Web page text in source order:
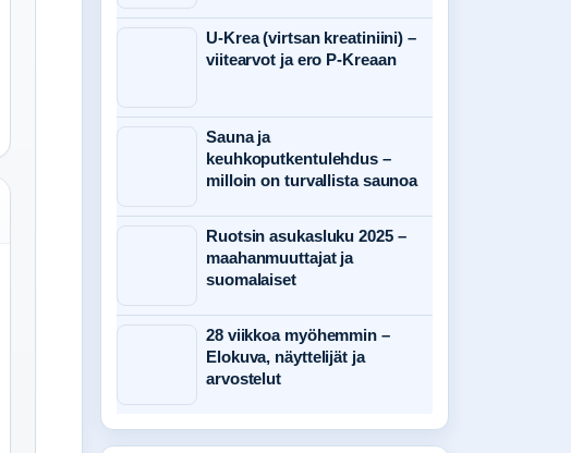
U-Krea (virtsan kreatiniini) –
viitearvot ja ero P-Kreaan
Sauna ja
keuhkoputkentulehdus –
milloin on turvallista saunoa
Ruotsin asukasluku 2025 –
maahanmuuttajat ja
suomalaiset
28 viikkoa myöhemmin –
Elokuva, näyttelijät ja
arvostelut